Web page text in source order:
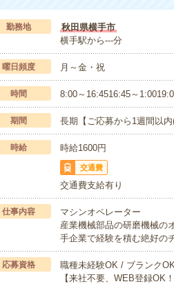
勤務地
秋田県横手市
横手駅から---分
曜日頻度 月～金・祝
時間 8:00～16:4516:45～
期間 長期【ご応募から1週間以
時給 時給1600円
交通費
交通費支給有り
仕事内容
マシンオペレーター
産業機械部品の研磨機械の
手企業で経験を積む絶好の
応募資格
職種未経験OK / ブランク
【来社不要、WEB登録